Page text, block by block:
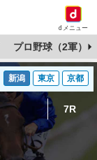
dメニュー
プロ野球（2軍）
新潟 東京 京都
7R